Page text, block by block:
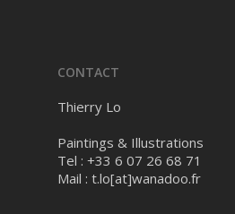
CONTACT
Thierry Lo
Paintings & Illustrations
Tel : +33 6 07 26 68 71
Mail : t.lo[at]wanadoo.fr